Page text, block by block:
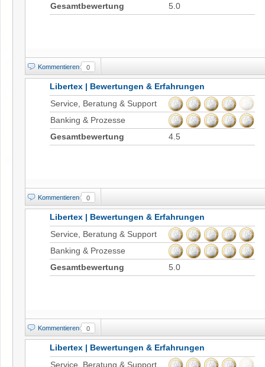
Gesamtbewertung
5.0
Kommentieren 0
Libertex | Bewertungen & Erfahrungen
Service, Beratung & Support
Banking & Prozesse
Gesamtbewertung
4.5
Kommentieren 0
Libertex | Bewertungen & Erfahrungen
Service, Beratung & Support
Banking & Prozesse
Gesamtbewertung
5.0
Kommentieren 0
Libertex | Bewertungen & Erfahrungen
Service, Beratung & Support